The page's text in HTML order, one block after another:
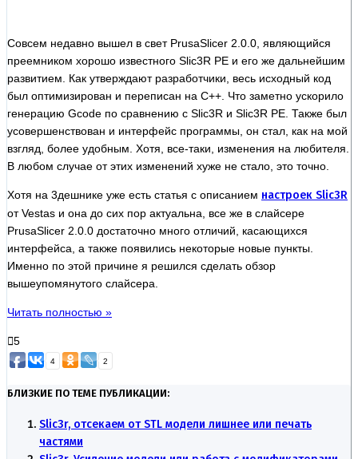
Совсем недавно вышел в свет PrusaSlicer 2.0.0, являющийся
преемником хорошо известного Slic3R PE и его же дальнейшим
развитием. Как утверждают разработчики, весь исходный код
был оптимизирован и переписан на С++. Что заметно ускорило
генерацию Gcode по сравнению с Slic3R и Slic3R PE. Также был
усовершенствован и интерфейс программы, он стал, как на мой
взгляд, более удобным. Хотя, все-таки, изменения на любителя.
В любом случае от этих изменений хуже не стало, это точно.
Хотя на 3дешнике уже есть статья с описанием настроек Slic3R
от Vestas и она до сих пор актуальна, все же в слайсере
PrusaSlicer 2.0.0 достаточно много отличий, касающихся
интерфейса, а также появились некоторые новые пункты.
Именно по этой причине я решился сделать обзор
вышеупомянутого слайсера.
Читать полностью »
5
4 2
БЛИЗКИЕ ПО ТЕМЕ ПУБЛИКАЦИИ:
Slic3r, отсекаем от STL модели лишнее или печать
частями